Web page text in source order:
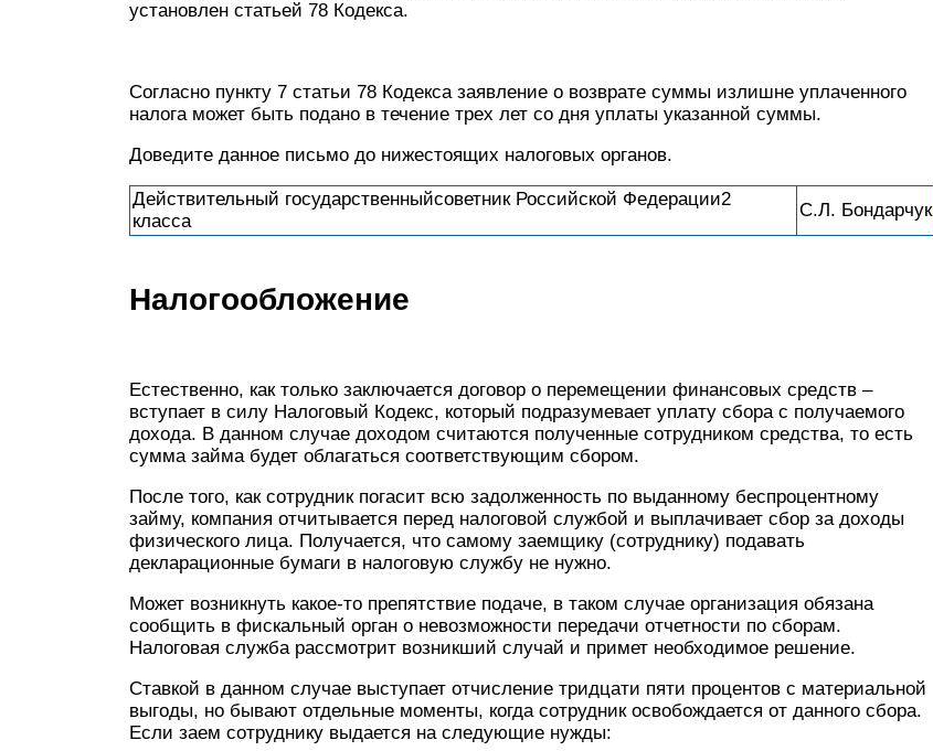
установлен статьей 78 Кодекса.
Согласно пункту 7 статьи 78 Кодекса заявление о возврате суммы излишне уплаченного
налога может быть подано в течение трех лет со дня уплаты указанной суммы.
Доведите данное письмо до нижестоящих налоговых органов.
Действительный государственныйсоветник Российской Федерации2
класса
С.Л. Бондарчук
Налогообложение
Естественно, как только заключается договор о перемещении финансовых средств –
вступает в силу Налоговый Кодекс, который подразумевает уплату сбора с получаемого
дохода. В данном случае доходом считаются полученные сотрудником средства, то есть
сумма займа будет облагаться соответствующим сбором.
После того, как сотрудник погасит всю задолженность по выданному беспроцентному
займу, компания отчитывается перед налоговой службой и выплачивает сбор за доходы
физического лица. Получается, что самому заемщику (сотруднику) подавать
декларационные бумаги в налоговую службу не нужно.
Может возникнуть какое-то препятствие подаче, в таком случае организация обязана
сообщить в фискальный орган о невозможности передачи отчетности по сборам.
Налоговая служба рассмотрит возникший случай и примет необходимое решение.
Ставкой в данном случае выступает отчисление тридцати пяти процентов с материальной
выгоды, но бывают отдельные моменты, когда сотрудник освобождается от данного сбора.
Если заем сотруднику выдается на следующие нужды: